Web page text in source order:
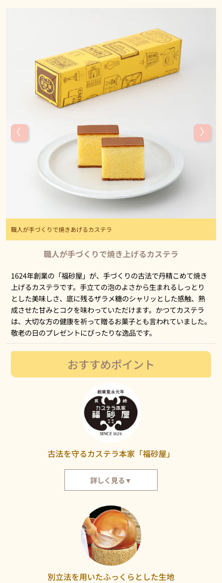
職人が手づくりで焼きあげるカステラ
職人が手づくりで焼き上げるカステラ
1624年創業の「福砂屋」が、手づくりの古法で丹精こめて焼き
上げるカステラです。手立ての泡のよさから生まれるしっとり
とした美味しさ、底に残るザラメ糖のシャリッとした感触、熟
成させた甘みとコクを味わっていただけます。かつてカステラ
は、大切な方の健康を祈って贈るお菓子とも言われていました。
敬老の日のプレゼントにぴったりな逸品です。
おすすめポイント
古法を守るカステラ本家「福砂屋」
詳しく見る▼
古法を変えることなく守っています。古きを尊び新しきを創造する事を旨と
して、創業の心への原点回帰の一方、創意工夫を支えにして時をつないでま
別立法を用いたふっくらとした生地